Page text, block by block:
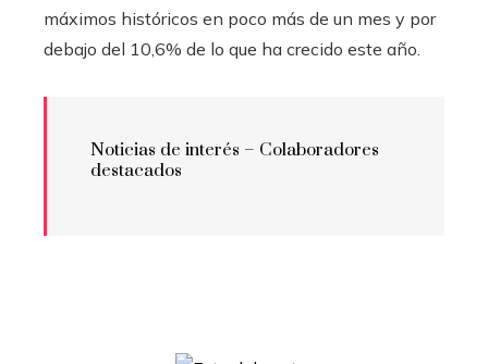
máximos históricos en poco más de un mes y por
debajo del 10,6% de lo que ha crecido este año.
Noticias de interés – Colaboradores
destacados